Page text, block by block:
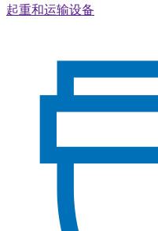
起重和运输设备